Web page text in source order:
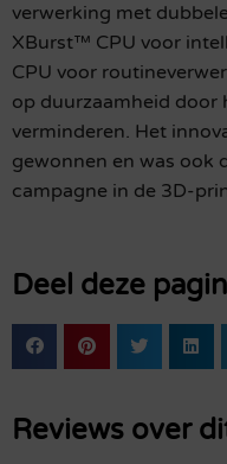
verwerking met
XBurst™️ CPU voor
CPU voor
op duurzaamheid door
verminderen. Het
gewonnen en was ook
campagne in de 3D-
Deel deze
Reviews over